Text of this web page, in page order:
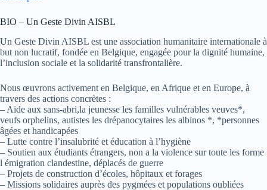
BIO – Un Geste Divin AISBL
Un Geste Divin AISBL est une association humanitaire internationale à
but non lucratif, fondée en Belgique, engagée pour la dignité humaine,
l’inclusion sociale et la solidarité transfrontalière.
Nous œuvrons activement en Belgique, en Afrique et en Europe, à
travers des actions concrètes :
– Aide aux sans-abri,la jeunesse les familles vulnérables veuves*,
veufs orphelins, autistes les drépanocytaires les albinos *, *personnes
âgées et handicapées
– Lutte contre l’insalubrité et éducation à l’hygiène
– Soutien aux étudiants étrangers, non a la violence sur toute les forme
l émigration clandestine, déplacés de guerre
– Projets de construction d’écoles, hôpitaux et forages
– Missions solidaires auprès des pygmées et populations oubliées